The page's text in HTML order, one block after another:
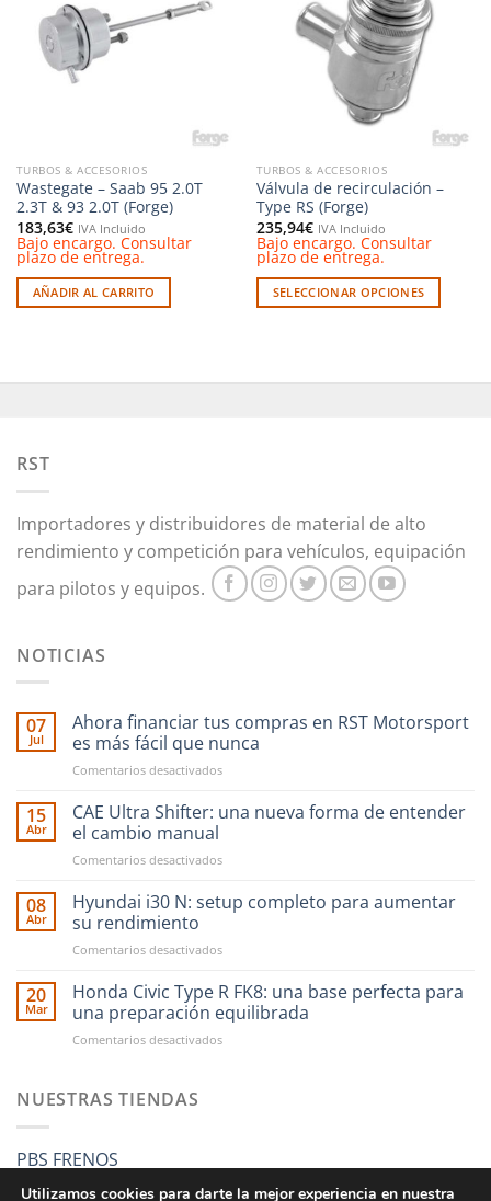
lista de
TURBOS & ACCESORIOS
Wastegate – Saab 95 2.0T
2.3T & 93 2.0T (Forge)
183,63€ IVA Incluido
Bajo encargo. Consultar
plazo de entrega.
AÑADIR AL CARRITO
lista de
deseos
TURBOS & ACCESORIOS
Válvula de recirculación –
Type RS (Forge)
235,94€ IVA Incluido
Bajo encargo. Consultar
plazo de entrega.
SELECCIONAR OPCIONES
múltiples
elegir
en
la
página
RST
Importadores y distribuidores de material de alto
rendimiento y competición para vehículos, equipación
para pilotos y equipos.
NOTICIAS
07
Jul
Ahora financiar tus compras en RST Motorsport
es más fácil que nunca
Comentarios desactivadosen
financiar
en
Motorsport
fácil
nunca
15
Abr
CAE Ultra Shifter: una nueva forma de entender
el cambio manual
Comentarios desactivadosen
Ultra
Shifter:
nueva
de
entender
cambio
08
Abr
Hyundai i30 N: setup completo para aumentar
su rendimiento
Comentarios desactivadosen
i30
setup
completo
20
Mar
Honda Civic Type R FK8: una base perfecta para
una preparación equilibrada
Comentarios desactivadosen
base
perfecta
NUESTRAS TIENDAS
PBS FRENOS
Utilizamos cookies para darte la mejor experiencia en nuestra